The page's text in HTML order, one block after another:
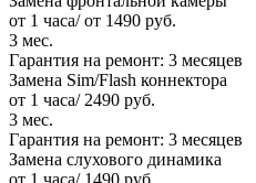
от 1 часа/ от 1490 руб.
3 мес.
Гарантия на ремонт: 3 месяцев
Замена Sim/Flash коннектора
от 1 часа/ 2490 руб.
3 мес.
Гарантия на ремонт: 3 месяцев
Замена слухового динамика
от 1 часа/ 1490 руб.